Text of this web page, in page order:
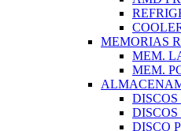
MEMORIAS
MEM.
MEM.
DISCOS
DISCO